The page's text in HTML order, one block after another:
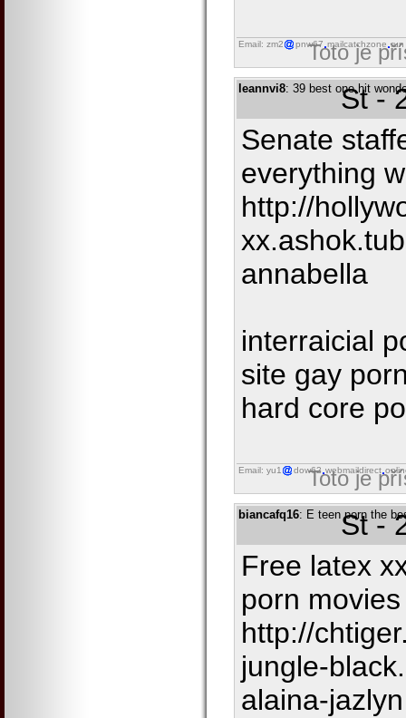
Email: zm2 pnw67 mailcatchzone run
Toto je
leannvi8: 39 best one hit
St -
Senate
everything
http://
annabella
interraicial
site gay
hard core
Email: yu1 dow62 webmaildirect
Toto je
biancafq16: E teen porn the
St -
Free latex
porn
http://
jungle-
alaina-jazlyn